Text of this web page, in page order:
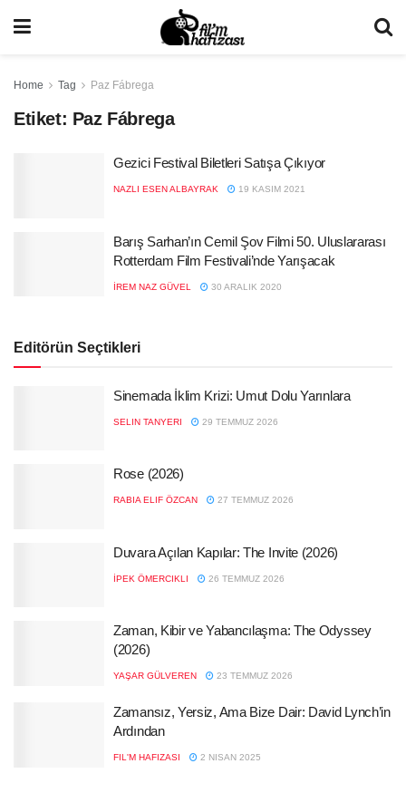
Home Tag Paz Fábrega
Etiket: Paz Fábrega
Gezici Festival Biletleri Satışa Çıkıyor
NAZLI ESEN ALBAYRAK 19 KASIM 2021
Barış Sarhan’ın Cemil Şov Filmi 50. Uluslararası
Rotterdam Film Festivali’nde Yarışacak
İREM NAZ GÜVEL 30 ARALIK 2020
Editörün Seçtikleri
Sinemada İklim Krizi: Umut Dolu Yarınlara
SELIN TANYERI 29 TEMMUZ 2026
Rose (2026)
RABIA ELIF ÖZCAN 27 TEMMUZ 2026
Duvara Açılan Kapılar: The Invite (2026)
İPEK ÖMERCIKLI 26 TEMMUZ 2026
Zaman, Kibir ve Yabancılaşma: The Odyssey
(2026)
YAŞAR GÜLVEREN 23 TEMMUZ 2026
Zamansız, Yersiz, Ama Bize Dair: David Lynch’in
Ardından
FIL'M HAFIZASI 2 NISAN 2025